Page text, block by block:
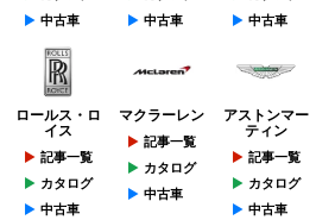
中古車
中古車
中古車
ロールス・ロ
イス
記事一覧
カタログ
中古車
マクラーレン
記事一覧
カタログ
中古車
アストンマー
ティン
記事一覧
カタログ
中古車